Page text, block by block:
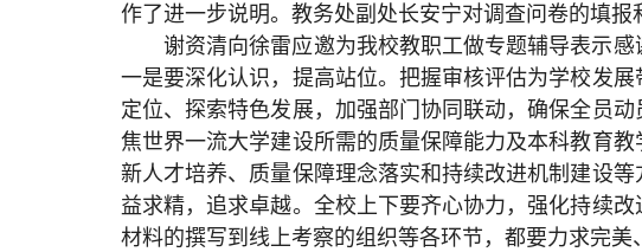
作了进一步说明。教务处副处长安宁对调查问卷的填报
谢资清向徐雷应邀为我校教职工做专题辅导表示
一是要深化认识，提高站位。把握审核评估为学校发
定位、探索特色发展，加强部门协同联动，确保全员
焦世界一流大学建设所需的质量保障能力及本科教育
新人才培养、质量保障理念落实和持续改进机制建设
益求精，追求卓越。全校上下要齐心协力，强化持续
材料的撰写到线上考察的组织等各环节，都要力求完美